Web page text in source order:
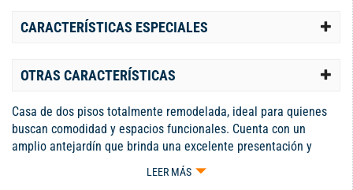
CARACTERÍSTICAS ESPECIALES
OTRAS CARACTERÍSTICAS
Casa de dos pisos totalmente remodelada, ideal para quienes
buscan comodidad y espacios funcionales. Cuenta con un
amplio antejardín que brinda una excelente presentación y
espacio adicional. En el primer piso encontrarás una acogedora
LEER MÁS